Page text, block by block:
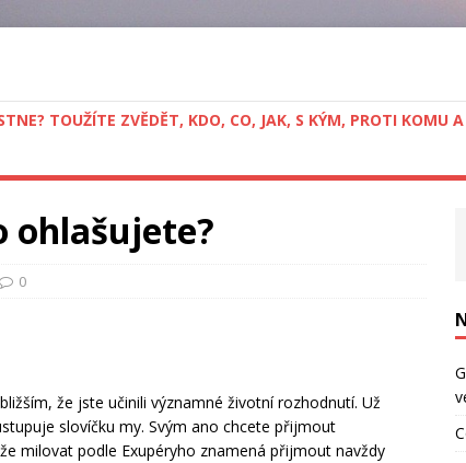
TOUŽÍTE ZVĚDĚT, KDO, CO, JAK, S KÝM, PROTI KOMU
ohlašujete?
0
že jste učinili významné životní rozhodnutí. Už
slovíčku my. Svým ano chcete přijmout
milovat podle Exupéryho znamená přijmout navždy